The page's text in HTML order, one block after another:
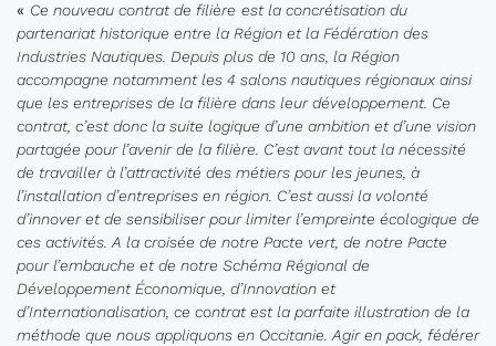
« Ce nouveau contrat de filière estla concrétisation du
partenariat historique entre la Région et la Fédération des
Industries Nautiques. Depuis plus de 10 ans, la Région
accompagne notammentles 4 salons nautiques régionaux ainsi
que les entreprises de la filière dans leur développement. Ce
contrat, c’est donc la suite logique d’une ambition et d’une vision
partagée pour l’avenir de la filière. C’est avant tout la nécessité
de travailler à l’attractivité des métiers pour les jeunes, à
l’installation d’entreprises en région . C’est aussi la volonté
d’innover et de sensibiliser pour limiter l’empreinte écologique de
ces activités A la croisée de notre Pacte vert, de notre Pacte
pour l’embauche etde notre Schéma Régional de
Développement Économique, d’Innovation et
d’Internationalisation, ce contrat estla parfaite illustration de la
méthode que nous appliquons en Occitanie . Agir en pack, fédérer